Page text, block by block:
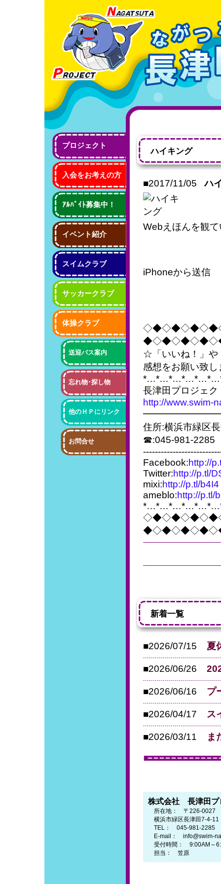
ハイキング
■2017/11/05 ハ
Webえほんを観
iPhoneから送信
☆「いいね！」や
感想をお願い致
長津田プロジェク
http://www.swim-
住所:横浜市緑区
☎:045-981-2285
Facebook:http://
Twitter:http://p.tl/
mixi:http://p.tl/b4I4
ameblo:http://p.tl/
新着一覧
■2026/07/15 夏
■2026/06/26
■2026/06/16 プ
■2026/04/17 ス
■2026/03/11 ま
株式会社 長津田プ
所在地： 〒226-0027
横浜市緑区長津田7-4-
TEL： 045-981-2285
E-mail： info@swim-
受付時間： 9:00AM～
担当： 笠原
プロジェクト
入会をお考えの方
ｱﾙﾊﾞｲﾄ募集中！
イベント紹介
スイムクラブ
サッカークラブ
体操クラブ
送迎バス案内
忘れ物･探し物
他のＨＰにリンク
お問合せ